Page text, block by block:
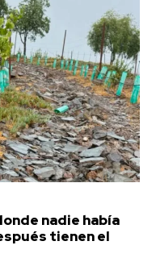
nadie había
tienen el